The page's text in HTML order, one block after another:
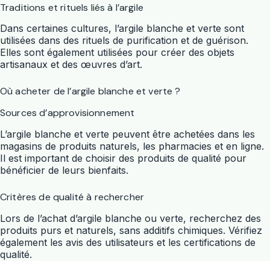
Traditions et rituels liés à l’argile
Dans certaines cultures, l’argile blanche et verte sont
utilisées dans des rituels de purification et de guérison.
Elles sont également utilisées pour créer des objets
artisanaux et des œuvres d’art.
Où acheter de l’argile blanche et verte ?
Sources d’approvisionnement
L’argile blanche et verte peuvent être achetées dans les
magasins de produits naturels, les pharmacies et en ligne.
Il est important de choisir des produits de qualité pour
bénéficier de leurs bienfaits.
Critères de qualité à rechercher
Lors de l’achat d’argile blanche ou verte, recherchez des
produits purs et naturels, sans additifs chimiques. Vérifiez
également les avis des utilisateurs et les certifications de
qualité.